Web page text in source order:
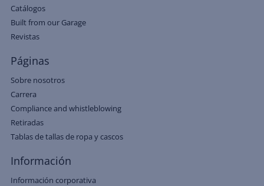
Catálogos
Built from our Garage
Revistas
Páginas
Sobre nosotros
Carrera
Compliance and whistleblowing
Retiradas
Tablas de tallas de ropa y cascos
Información
Información corporativa